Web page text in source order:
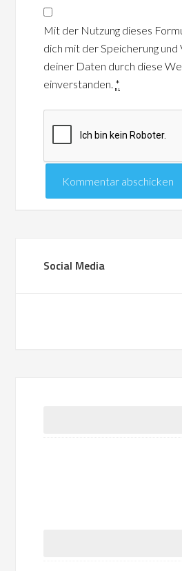
Mit der Nutzung dieses
dich mit der Speicherung
deiner Daten durch diese
einverstanden. *
Social Media